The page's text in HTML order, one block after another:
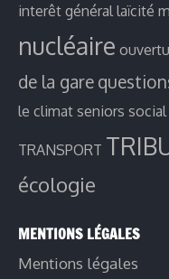
interêt général laïcité
nucléaire
de la gare
le climat seniors social
TRANSPORT
écologie
MENTIONS LÉGALES
Mentions légales